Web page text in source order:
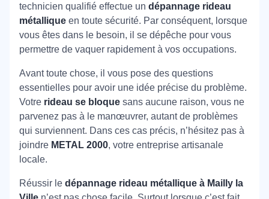
technicien qualifié effectue un dépannage rideau
métallique en toute sécurité. Par conséquent, lorsque
vous êtes dans le besoin, il se dépêche pour vous
permettre de vaquer rapidement à vos occupations.
Avant toute chose, il vous pose des questions
essentielles pour avoir une idée précise du problème.
Votre rideau se bloque sans aucune raison, vous ne
parvenez pas à le manœuvrer, autant de problèmes
qui surviennent. Dans ces cas précis, n’hésitez pas à
joindre METAL 2000, votre entreprise artisanale
locale.
Réussir le dépannage rideau métallique à Mailly la